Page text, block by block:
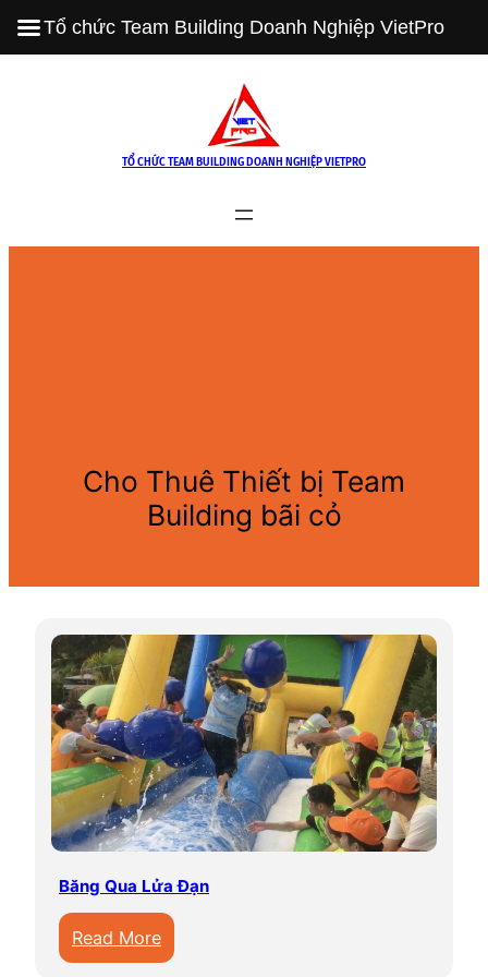
TỔ CHỨC TEAM BUILDING DOANH NGHIỆP VIETPRO
Cho Thuê Thiết bị Team
Building bãi cỏ
Băng Qua Lửa Đạn
Read More:
B
Tổ chức Team Building Doanh Nghiệp VietPro